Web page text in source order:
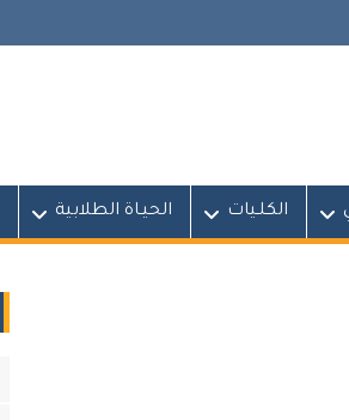
الكلـيات الحيـاة الطلابية